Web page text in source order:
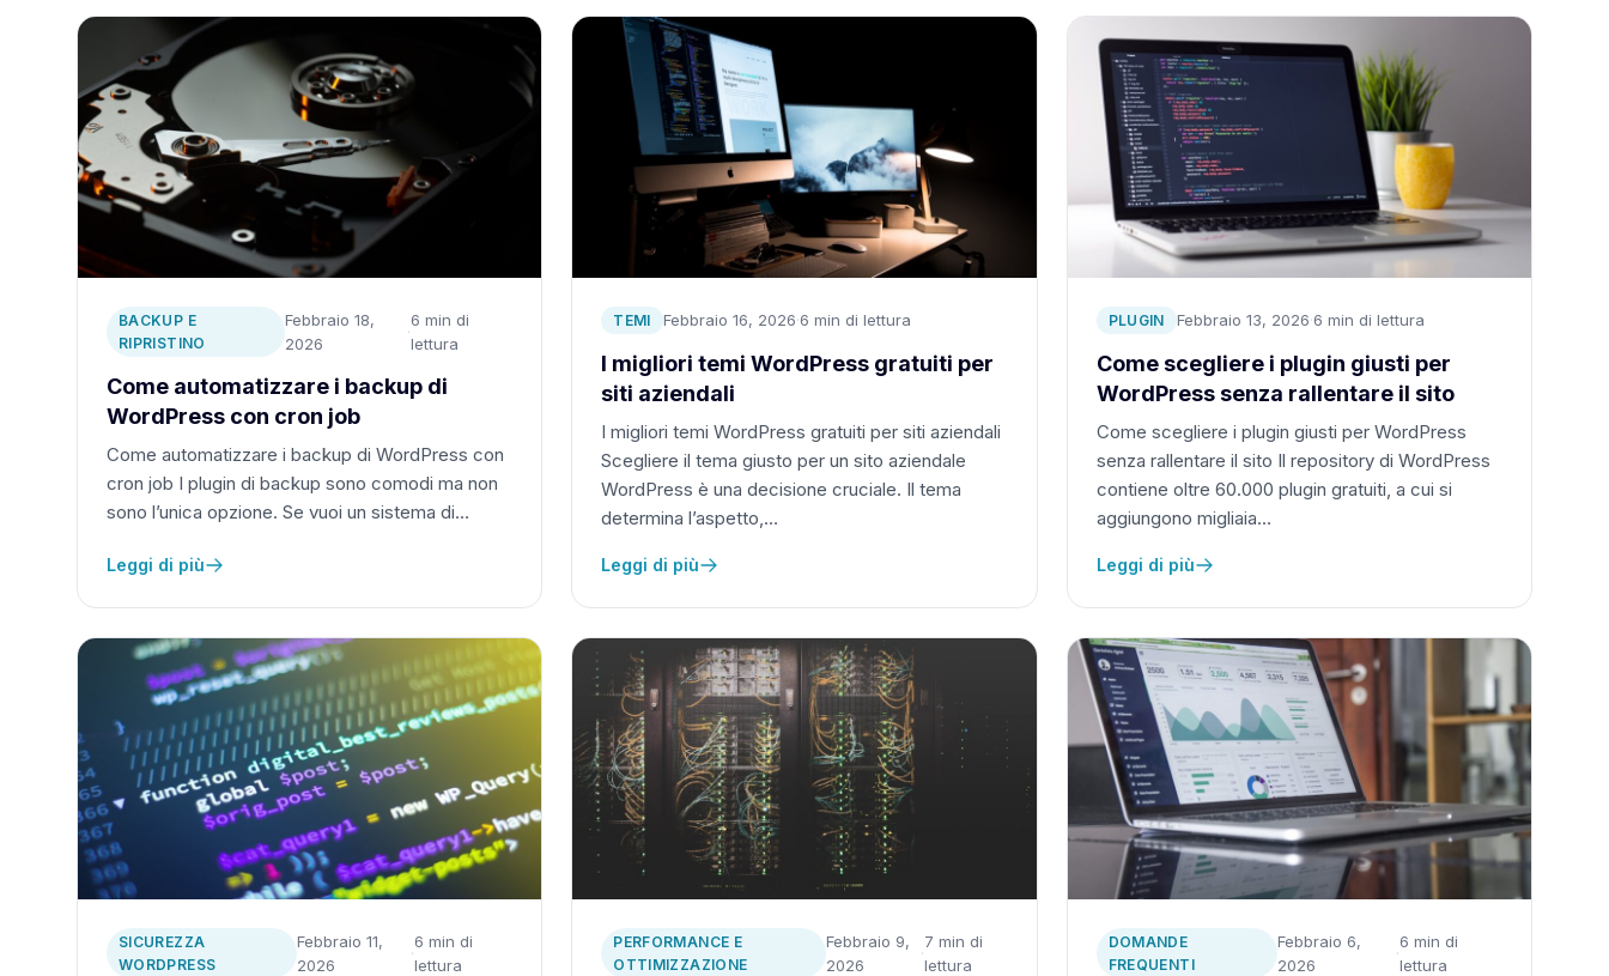
BACKUP E
RIPRISTINO
Febbraio 18,
2026
·
6 min di
lettura
Come automatizzare i backup di
WordPress con cron job
Come automatizzare i backup di WordPress con
cron job I plugin di backup sono comodi ma non
sono l’unica opzione. Se vuoi un sistema di…
Leggi di più
TEMI Febbraio 16, 2026·6 min di lettura
I migliori temi WordPress gratuiti per
siti aziendali
I migliori temi WordPress gratuiti per siti aziendali
Scegliere il tema giusto per un sito aziendale
WordPress è una decisione cruciale. Il tema
determina l’aspetto,…
Leggi di più
PLUGIN Febbraio 13, 2026·6 min di lettura
Come scegliere i plugin giusti per
WordPress senza rallentare il sito
Come scegliere i plugin giusti per WordPress
senza rallentare il sito Il repository di WordPress
contiene oltre 60.000 plugin gratuiti, a cui si
aggiungono migliaia…
Leggi di più
SICUREZZA
WORDPRESS
Febbraio 11,
2026
·
6 min di
lettura
PERFORMANCE E
OTTIMIZZAZIONE
Febbraio 9,
2026
·
7 min di
lettura
DOMANDE
FREQUENTI
Febbraio 6,
2026
·
6 min di
lettura